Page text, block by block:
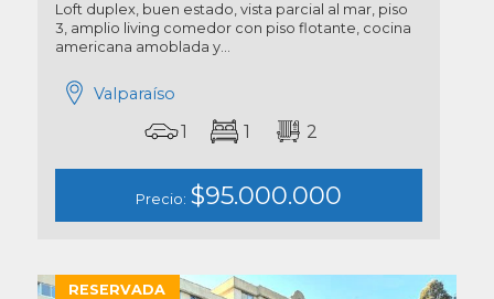
Loft duplex, buen estado, vista parcial al mar, piso
3, amplio living comedor con piso flotante, cocina
americana amoblada y...
Valparaíso
1 1 2
Precio: $95.000.000
RESERVADA